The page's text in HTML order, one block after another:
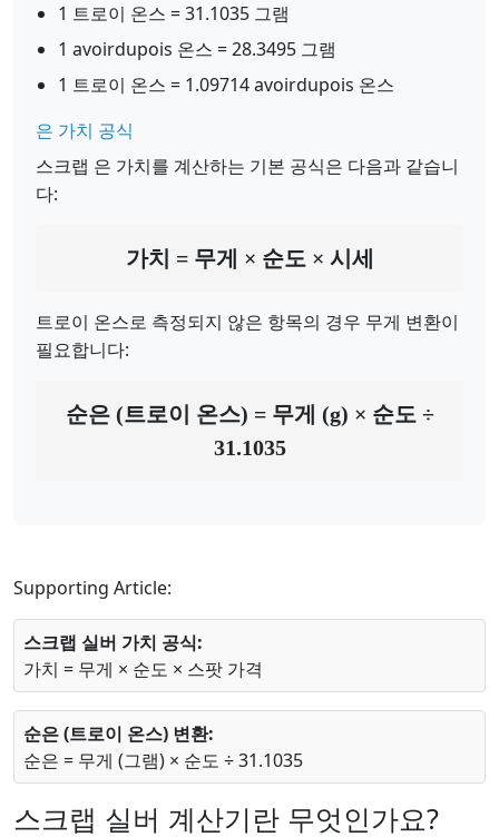
1 트로이 온스 = 31.1035 그램
1 avoirdupois 온스 = 28.3495 그램
1 트로이 온스 = 1.09714 avoirdupois 온스
은 가치 공식
스크랩 은 가치를 계산하는 기본 공식은 다음과 같습니
다:
가치 = 무게 × 순도 × 시세
트로이 온스로 측정되지 않은 항목의 경우 무게 변환이
필요합니다:
순은 (트로이 온스) = 무게 (g) × 순도 ÷
31.1035
Supporting Article:
스크랩 실버 가치 공식:
가치 = 무게 × 순도 × 스팟 가격
순은 (트로이 온스) 변환:
순은 = 무게 (그램) × 순도 ÷ 31.1035
스크랩 실버 계산기란 무엇인가요?